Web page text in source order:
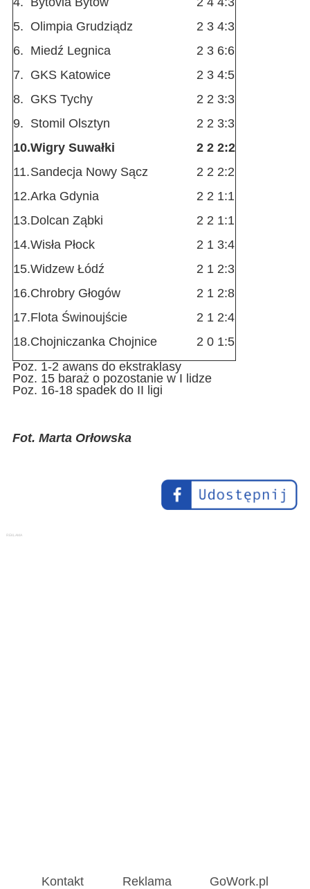
5. Olimpia Grudziądz 2 34:3
6. Miedź Legnica 2 36:6
7. GKS Katowice 2 34:5
8. GKS Tychy 2 2 3:3
9. Stomil Olsztyn 2 2 3:3
10.Wigry Suwałki 2 2 2:2
11.Sandecja Nowy Sącz 2 2 2:2
12.Arka Gdynia 2 2 1:1
13.Dolcan Ząbki 2 2 1:1
14.Wisła Płock 2 1 3:4
15.Widzew Łódź 2 1 2:3
16.Chrobry Głogów 2 1 2:8
17.Flota Świnoujście 2 1 2:4
18.Chojniczanka Chojnice 2 01:5
Poz. 1-2 awans do ekstraklasy
Poz. 15 baraż o pozostanie w I lidze
Poz. 16-18 spadek do II ligi
Fot. Marta Orłowska
Kontakt Reklama GoWork.pl